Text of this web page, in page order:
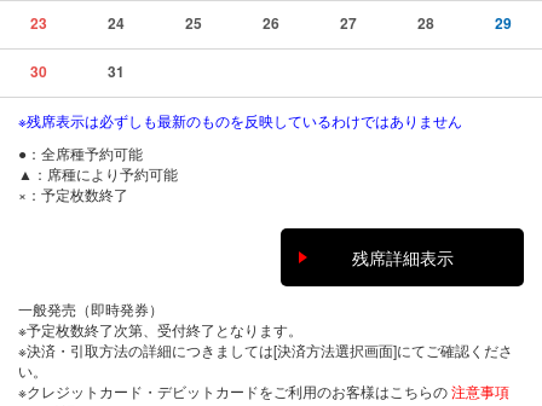
23 24 25 26 27 28 29
30 31
※残席表示は必ずしも最新のものを反映しているわけではありません
●：全席種予約可能
▲：席種により予約可能
×：予定枚数終了
残席詳細表示
一般発売（即時発券）
※予定枚数終了次第、受付終了となります。
※決済・引取方法の詳細につきましては[決済方法選択画面]にてご確認くださ
い。
※クレジットカード・デビットカードをご利用のお客様はこちらの注意事項